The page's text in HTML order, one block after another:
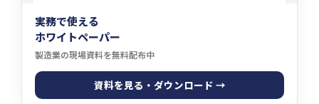
実務で使える
ホワイトペーパー
製造業の現場資料を無料配布中
資料を見る・ダウンロード →